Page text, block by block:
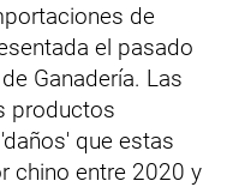
de
el pasado
Ganadería. Las
productos
que estas
chino entre 2020 y